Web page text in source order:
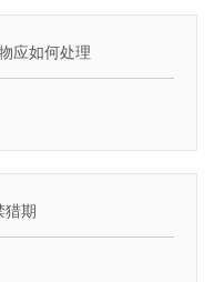
应如何处理
猎期